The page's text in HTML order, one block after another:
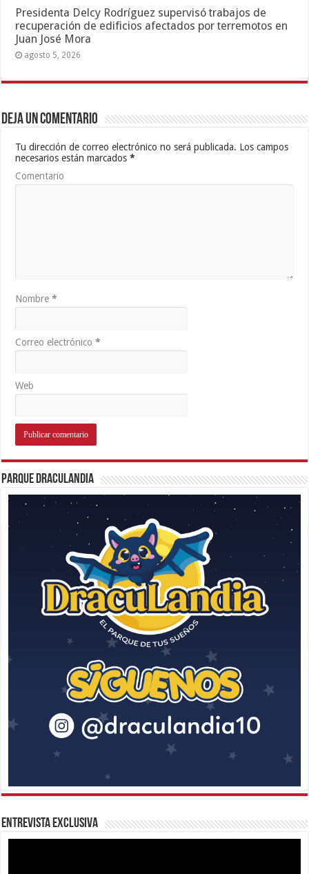
Presidenta Delcy Rodríguez supervisó trabajos de
recuperación de edificios afectados por terremotos en
Juan José Mora
agosto 5, 2026
Deja un comentario
Tu dirección de correo electrónico no será publicada. Los campos
necesarios están marcados*
Comentario
Nombre*
Correo electrónico*
Web
Parque Draculandia
Entrevista Exclusiva